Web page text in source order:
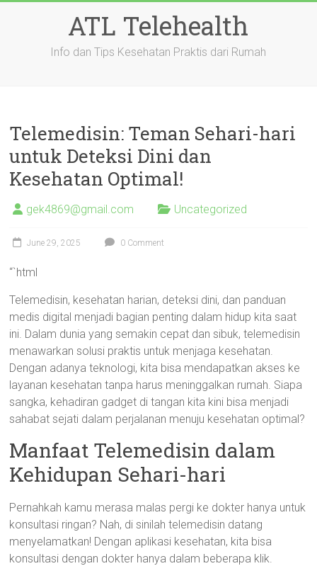
ATL Telehealth
Info dan Tips Kesehatan Praktis dari Rumah
Telemedisin: Teman Sehari-hari
untuk Deteksi Dini dan
Kesehatan Optimal!
gek4869@gmail.com Uncategorized
June 29, 2025 0 Comment
“`html
Telemedisin, kesehatan harian, deteksi dini, dan panduan
medis digital menjadi bagian penting dalam hidup kita saat
ini. Dalam dunia yang semakin cepat dan sibuk, telemedisin
menawarkan solusi praktis untuk menjaga kesehatan.
Dengan adanya teknologi, kita bisa mendapatkan akses ke
layanan kesehatan tanpa harus meninggalkan rumah. Siapa
sangka, kehadiran gadget di tangan kita kini bisa menjadi
sahabat sejati dalam perjalanan menuju kesehatan optimal?
Manfaat Telemedisin dalam
Kehidupan Sehari-hari
Pernahkah kamu merasa malas pergi ke dokter hanya untuk
konsultasi ringan? Nah, di sinilah telemedisin datang
menyelamatkan! Dengan aplikasi kesehatan, kita bisa
konsultasi dengan dokter hanya dalam beberapa klik.